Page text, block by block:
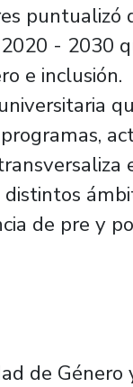
puntualizó
- 2030
e inclusión.
de pre y
de Género